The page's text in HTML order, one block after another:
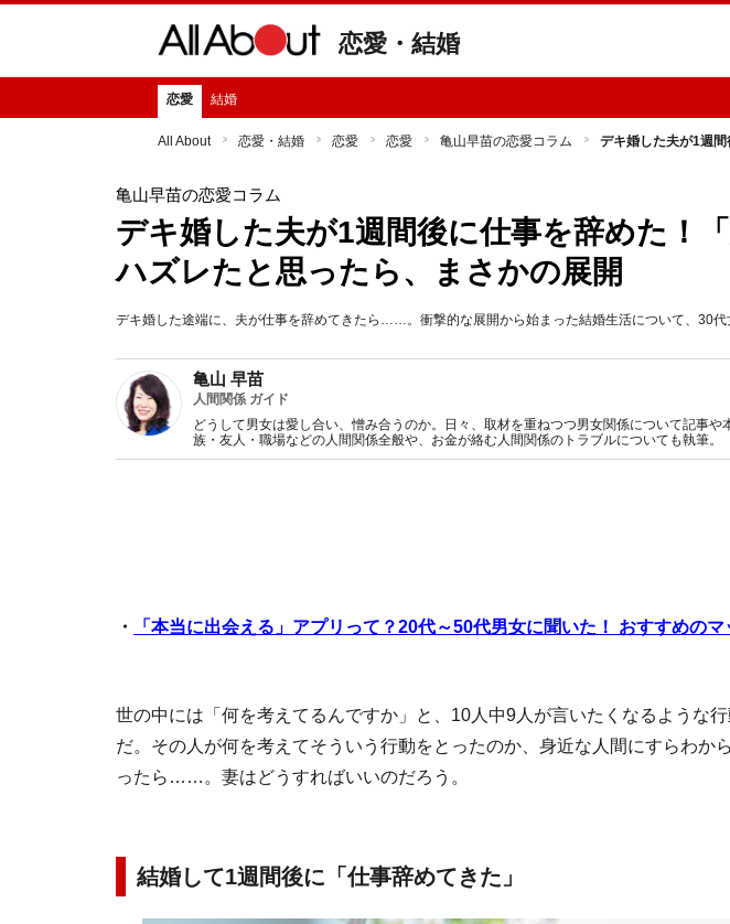
恋愛・結婚
恋愛 結婚
All About 恋愛・結婚 恋愛 恋愛 亀山早苗の恋愛コラム デキ婚した夫が1週
亀山早苗の恋愛コラム
デキ婚した夫が1週間後に仕事を辞めた！
ハズレたと思ったら、まさかの展開
デキ婚した途端に、夫が仕事を辞めてきたら……。衝撃的な展開から始まった結婚生活について、30代
亀山 早苗
人間関係 ガイド
どうして男女は愛し合い、憎み合うのか。日々、取材を重ねつつ男女関係について記事や
族・友人・職場などの人間関係全般や、お金が絡む人間関係のトラブルについても執筆。
魅力の秘密』など著書多数。
・ 「本当に出会える」アプリって？20代～50代男女に聞いた！ おすすめの
世の中には「何を考えてるんですか」と、10人中9人が言いたくなるような
だ。その人が何を考えてそういう行動をとったのか、身近な人間にすらわか
ったら……。妻はどうすればいいのだろう。
結婚して1週間後に「仕事辞めてきた」